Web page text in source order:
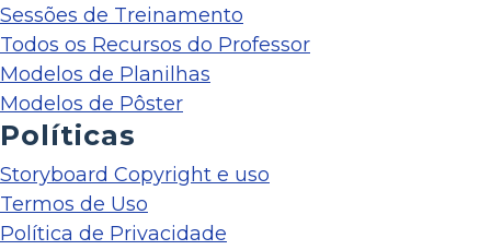
Sessões de Treinamento
Todos os Recursos do Professor
Modelos de Planilhas
Modelos de Pôster
Políticas
Storyboard Copyright e uso
Termos de Uso
Política de Privacidade